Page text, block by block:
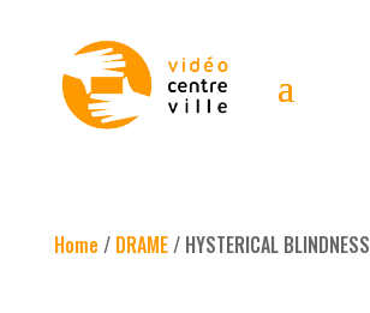
Home / DRAME/ HYSTERICAL BLINDNESS